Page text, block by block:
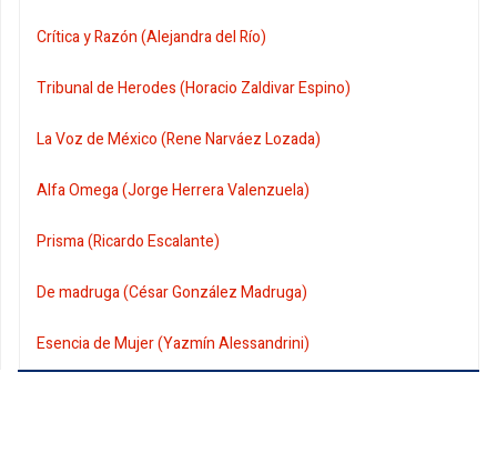
Crítica y Razón (Alejandra del Río)
Tribunal de Herodes (Horacio Zaldivar Espino)
La Voz de México (Rene Narváez Lozada)
Alfa Omega (Jorge Herrera Valenzuela)
Prisma (Ricardo Escalante)
De madruga (César González Madruga)
Esencia de Mujer (Yazmín Alessandrini)